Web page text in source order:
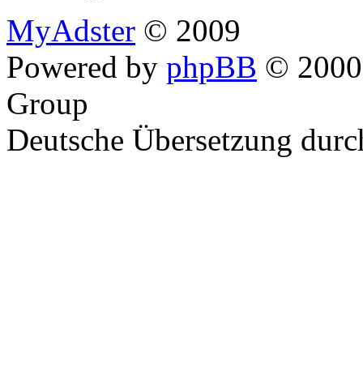
MyAdster © 2009
Powered by phpBB ©
Group
Deutsche Übersetzung